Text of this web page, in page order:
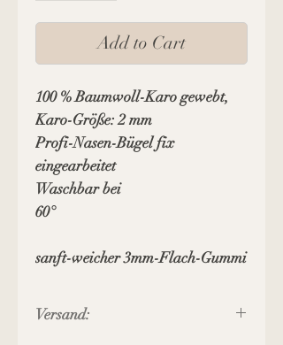
Add to Cart
100 % Baumwoll-Karo gewebt,
Karo-Größe: 2 mm
Profi-Nasen-Bügel fix
eingearbeitet
Waschbar bei
60°
sanft-weicher 3mm-Flach-Gummi
Versand: